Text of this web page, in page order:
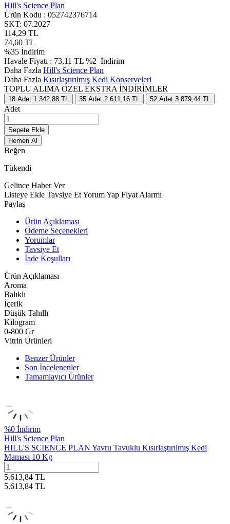
Hill's Science Plan
Ürün Kodu : 052742376714
SKT: 07.2027
114,29 TL
74,60 TL
%35 İndirim
Havale Fiyatı : 73,11 TL %2 İndirim
Daha Fazla Hill's Science Plan
Daha Fazla Kısırlaştırılmış Kedi Konserveleri
TOPLU ALIMA ÖZEL EKSTRA İNDİRİMLER
18 Adet 1.342,88 TL 35 Adet 2.611,16 TL 52 Adet 3.879,44 TL
Adet
Sepete Ekle
Hemen Al
Beğen
Tükendi
Gelince Haber Ver
Listeye Ekle Tavsiye EtYorum Yap Fiyat Alarmı
Paylaş
Ürün Açıklaması
Ödeme Seçenekleri
Yorumlar
Tavsiye Et
İade Koşulları
Ürün Açıklaması
Aroma
Balıklı
İçerik
Düşük Tahıllı
Kilogram
0-800 Gr
Vitrin Ürünleri
Benzer Ürünler
Son İncelenenler
Tamamlayıcı Ürünler
%0 İndirim
Hill's Science Plan
HILL'S SCIENCE PLAN Yavru Tavuklu Kısırlaştırılmış Kedi
Maması 10 Kg
5.613,84 TL
5.613,84 TL